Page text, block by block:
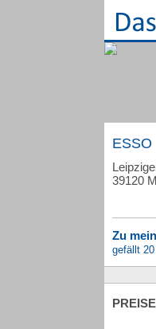
ESSO
39120
Zu
gefällt
PREISE